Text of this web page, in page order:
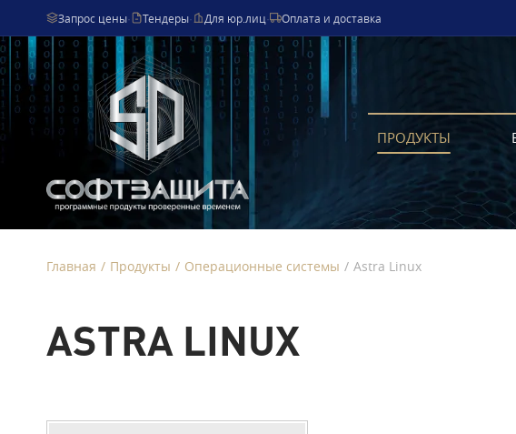
Запрос цены· Тендеры· Для юр.лиц· Оплата и доставка
ПРОДУКТЫ
Главная / Продукты / Операционные системы / Astra Linux
ASTRA LINUX